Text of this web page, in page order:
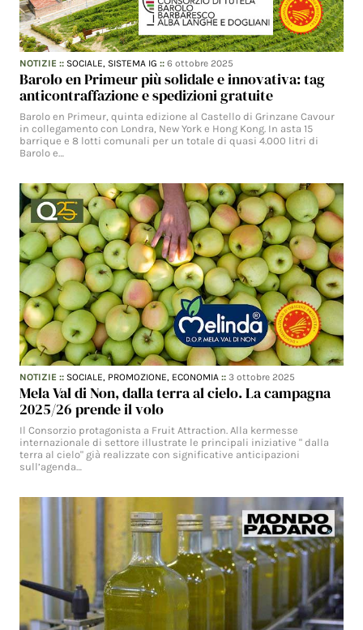
NOTIZIE :: SOCIALE, SISTEMA IG ::6 ottobre 2025
Barolo en Primeur più solidale e innovativa: tag
anticontraffazione e spedizioni gratuite
Barolo en Primeur, quinta edizione al Castello di Grinzane Cavour
in collegamento con Londra, New York e Hong Kong. In asta 15
barrique e 8 lotti comunali per un totale di quasi 4.000 litri di
Barolo e…
NOTIZIE :: SOCIALE, PROMOZIONE, ECONOMIA ::3 ottobre 2025
Mela Val di Non, dalla terra al cielo. La campagna
2025/26 prende il volo
Il Consorzio protagonista a Fruit Attraction. Alla kermesse
internazionale di settore illustrate le principali iniziative " dalla
terra al cielo" già realizzate con significative anticipazioni
sull’agenda…